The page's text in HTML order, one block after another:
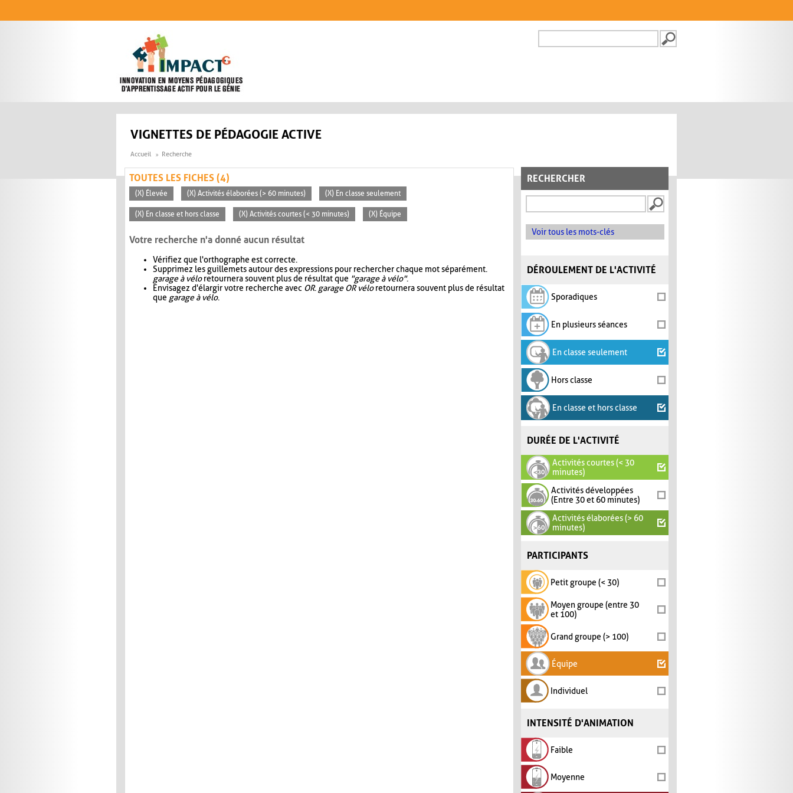
FORMULAIRE DE
VIGNETTES DE PÉDAGOGIE ACTIVE
Accueil Recherche
RECHERCHER
Voir tous les mots-clés
DÉROULEMENT DE L'ACTIVITÉ
Sporadiques
En plusieurs séances
En classe seulement
Hors classe
En classe et hors classe
DURÉE DE L'ACTIVITÉ
Activités courtes (< 30
minutes)
Activités développées
(Entre 30 et 60 minutes)
Activités élaborées (> 60
minutes)
PARTICIPANTS
Petit groupe (< 30)
Moyen groupe (entre 30
et 100)
Grand groupe (> 100)
Équipe
Individuel
INTENSITÉ D'ANIMATION
Faible
Moyenne
TOUTES LES FICHES (4)
(X) Élevée (X) Activités élaborées (> 60 minutes) (X) En classe seulement
(X) En classe et hors classe (X) Activités courtes (< 30 minutes) (X) Équipe
Votre recherche n'a donné aucun résultat
Vérifiez que l'orthographe est correcte.
Supprimez les guillemets autour des expressions pour rechercher chaque mot séparément.
garage à véloretournera souvent plus de résultat que "garage à vélo".
Envisagez d'élargir votre recherche avec OR. garage OR véloretournera souvent plus de résultat
que garage à vélo.